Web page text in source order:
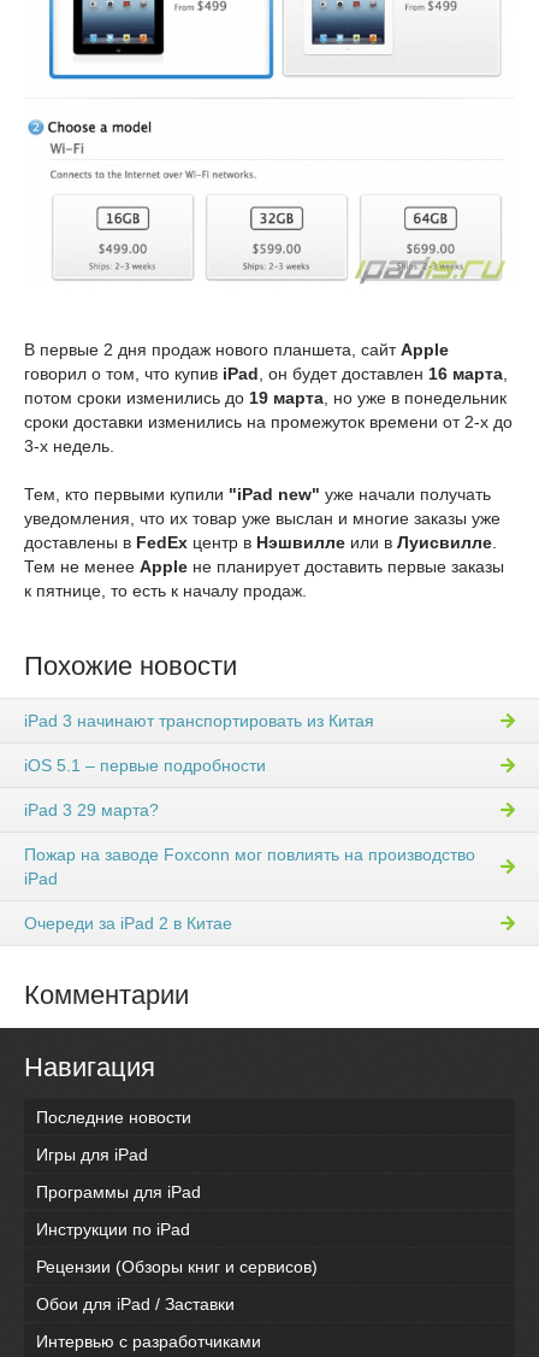
В первые 2 дня продаж нового планшета, сайтApple
говорил о том, что купив iPad, он будет доставлен 16 марта,
потом сроки изменились до 19 марта, но уже в понедельник
сроки доставки изменились на промежуток времени от 2-х до
3-х недель.
Тем, кто первыми купили "iPad new" уже начали получать
уведомления, что их товар уже выслан и многие заказы уже
доставлены в FedEx центр в Нэшвилле или в Луисвилле.
Тем не менее Apple не планирует доставить первые заказы
к пятнице, то есть к началу продаж.
Похожие новости
iPad 3 начинают транспортировать из Китая
iOS 5.1 – первые подробности
iPad 3 29 марта?
Пожар на заводе Foxconn мог повлиять на производство
iPad
Очереди за iPad 2 в Китае
Комментарии
Навигация
Последние новости
Игры для iPad
Программы для iPad
Инструкции по iPad
Рецензии (Обзоры книг и сервисов)
Обои для iPad / Заставки
Интервью с разработчиками